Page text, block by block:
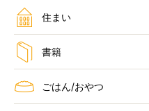
住まい
書籍
ごはん/おやつ